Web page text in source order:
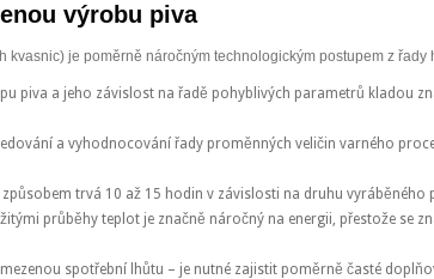
výrobu piva
je poměrně náročným technologickým postupem z řady
piva a jeho závislost na řadě pohyblivých parametrů kladou
a vyhodnocování řady proměnných veličin varného
trvá 10 až 15 hodin v závislosti na druhu vyráběného
průběhy teplot je značně náročný na energii, přestože se
spotřební lhůtu – je nutné zajistit poměrně časté